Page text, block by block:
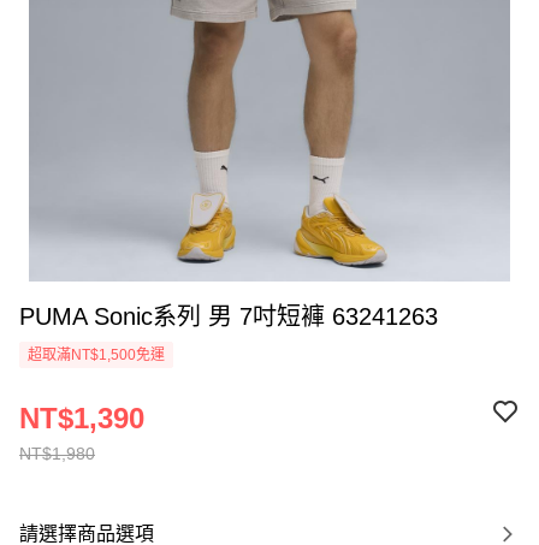
PUMA Sonic系列 男 7吋短褲 63241263
超取滿NT$1,500免運
NT$1,980
NT$1,390
請選擇商品選項